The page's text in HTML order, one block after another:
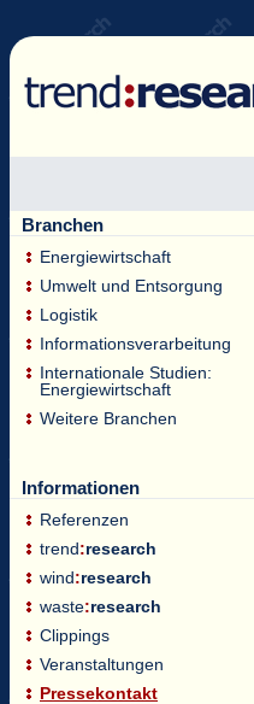
Branchen
Energiewirtschaft
Umwelt und Entsorgung
Logistik
Informationsverarbeitung
Internationale Studien:
Energiewirtschaft
Weitere Branchen
Informationen
Referenzen
trend:research
wind:research
waste:research
Clippings
Veranstaltungen
Pressekontakt